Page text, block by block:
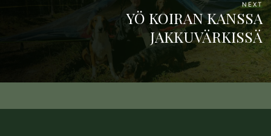
NEXT
YÖ KOIRAN KANSSA
JAKKUVÄRKISSÄ